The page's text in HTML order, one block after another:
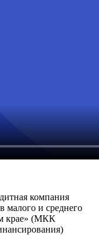
компания
малого и среднего
крае» (МКК